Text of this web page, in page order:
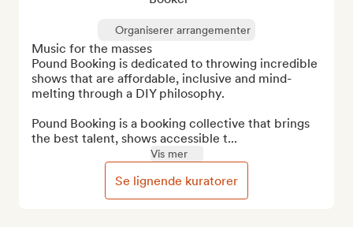
Organiserer arrangementer
Music for the masses
Pound Booking is dedicated to throwing incredible
shows that are affordable, inclusive and mind-
melting through a DIY philosophy.
Pound Booking is a booking collective that brings
the best talent, shows accessible t...
Vis mer
Se lignende kuratorer